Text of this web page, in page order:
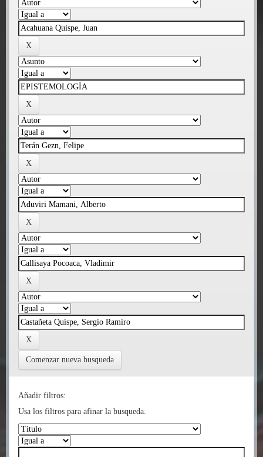
Comenzar nueva busqueda
Añadir filtros:
Usa los filtros para afinar la busqueda.